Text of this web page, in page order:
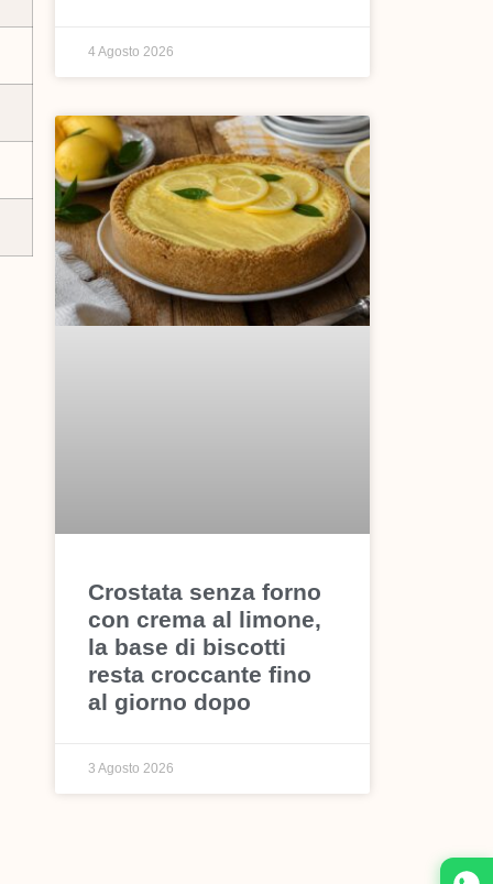
4 Agosto 2026
Crostata senza forno
con crema al limone,
la base di biscotti
resta croccante fino
al giorno dopo
3 Agosto 2026